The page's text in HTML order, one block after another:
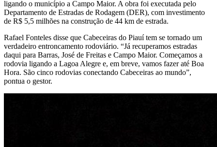
ligando o município a Campo Maior. A obra foi executada pelo
Departamento de Estradas de Rodagem (DER), com investimento
de R$ 5,5 milhões na construção de 44 km de estrada.
Rafael Fonteles disse que Cabeceiras do Piauí tem se tornado um
verdadeiro entroncamento rodoviário. “Já recuperamos estradas
daqui para Barras, José de Freitas e Campo Maior. Começamos a
rodovia ligando a Lagoa Alegre e, em breve, vamos fazer até Boa
Hora. São cinco rodovias conectando Cabeceiras ao mundo”,
pontua o gestor.